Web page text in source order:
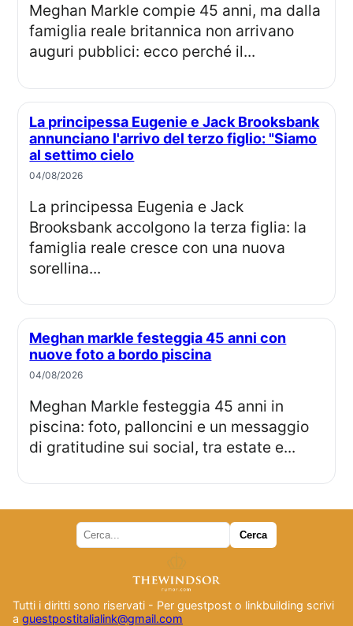
Meghan Markle compie 45 anni, ma dalla
famiglia reale britannica non arrivano
auguri pubblici: ecco perché il...
La principessa Eugenie e Jack Brooksbank
annunciano l'arrivo del terzo figlio: "Siamo
al settimo cielo
04/08/2026
La principessa Eugenia e Jack
Brooksbank accolgono la terza figlia: la
famiglia reale cresce con una nuova
sorellina...
Meghan markle festeggia 45 anni con
nuove foto a bordo piscina
04/08/2026
Meghan Markle festeggia 45 anni in
piscina: foto, palloncini e un messaggio
di gratitudine sui social, tra estate e...
Tutti i diritti sono riservati - Per guestpost o linkbuilding scrivi
a guestpostitalialink@gmail.com